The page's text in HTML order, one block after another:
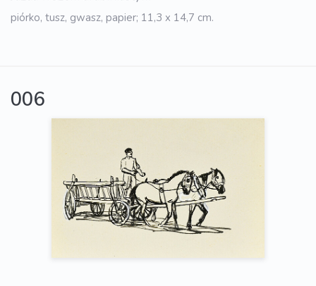
piórko, tusz, gwasz, papier; 11,3 x 14,7 cm.
006